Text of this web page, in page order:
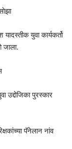
युवा कार्यकर्तो
जाला.
उद्दोजिका पुरस्कार
पॅनेलान नांव